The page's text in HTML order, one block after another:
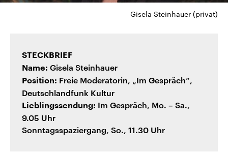
Gisela Steinhauer (privat)
STECKBRIEF
Name: Gisela Steinhauer
Position: Freie Moderatorin, „Im Gespräch“,
Deutschlandfunk Kultur
Lieblingssendung: Im Gespräch, Mo. – Sa.,
9.05 Uhr
Sonntagsspaziergang, So., 11.30 Uhr